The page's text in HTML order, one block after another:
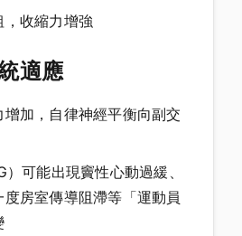
收縮力增強
適應
加，自律神經平衡向副交
可能出現竇性心動過緩、
房室傳導阻滯等「運動員